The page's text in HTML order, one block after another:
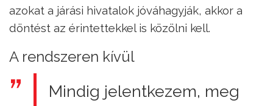
azokat a járási hivatalok jóváhagyják, akkor a
döntést az érintettekkel is közölni kell.
A rendszeren kívül
Mindig jelentkezem, meg